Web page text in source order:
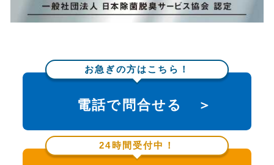
お急ぎの方はこちら！
電話で問合せる ＞
24時間受付中！